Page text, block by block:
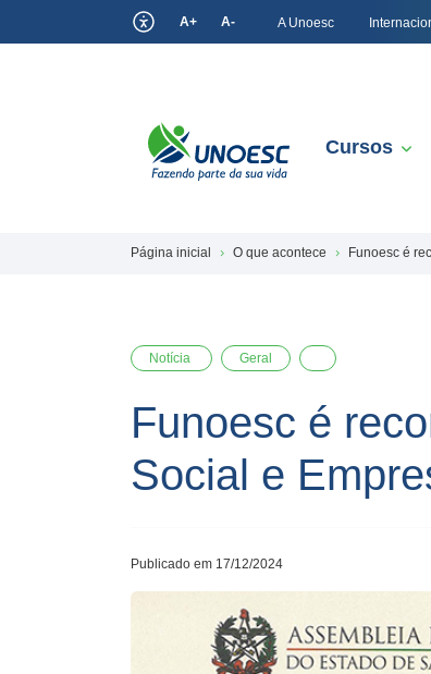
A+ A- A Unoesc
Cursos
Página inicial O que acontece Funoesc é
Notícia Geral
Funoesc é
Social e
Publicado em 17/12/2024